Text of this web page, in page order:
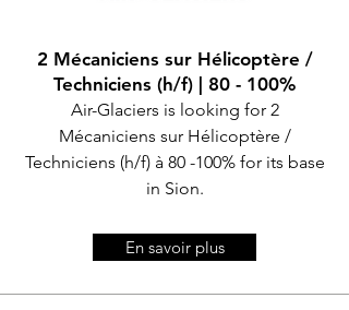
2 Mécaniciens sur Hélicoptère /
Techniciens (h/f) | 80 - 100%
Air-Glaciers is looking for 2
Mécaniciens sur Hélicoptère /
Techniciens (h/f) à 80 -100% for its base
in Sion.
En savoir plus